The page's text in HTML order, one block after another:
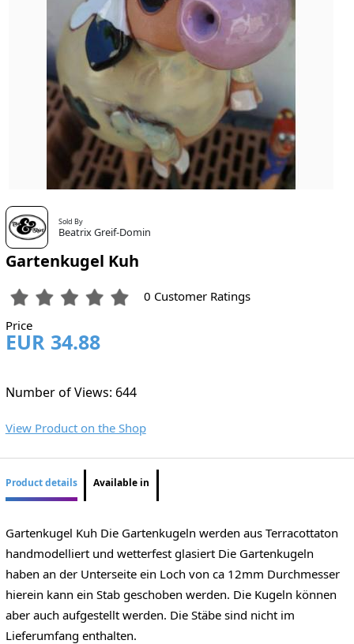
Sold By
Beatrix Greif-Domin
Gartenkugel Kuh
0 Customer Ratings
Price
EUR 34.88
Number of Views: 644
View Product on the Shop
Product details Available in
Gartenkugel Kuh Die Gartenkugeln werden aus Terracottaton
handmodelliert und wetterfest glasiert Die Gartenkugeln
haben an der Unterseite ein Loch von ca 12mm Durchmesser
hierein kann ein Stab geschoben werden. Die Kugeln können
aber auch aufgestellt werden. Die Stäbe sind nicht im
Lieferumfang enthalten.